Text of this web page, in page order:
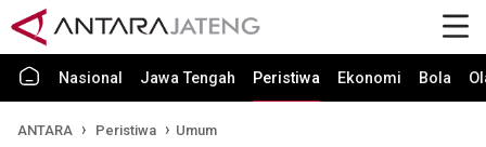
Nasional Jawa Tengah Peristiwa Ekonomi Bola
ANTARA Peristiwa Umum